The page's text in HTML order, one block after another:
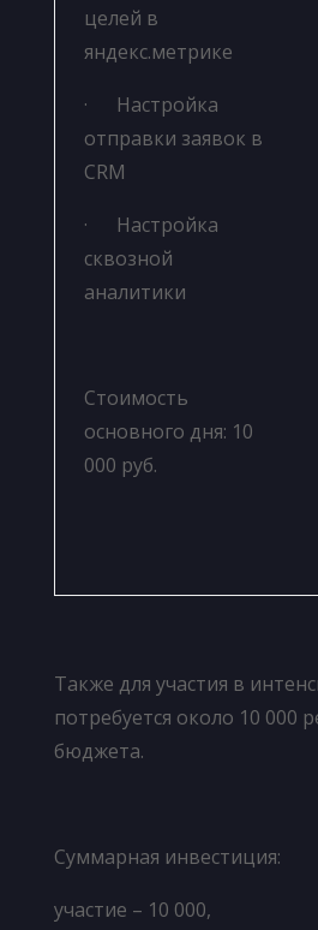
целей в
яндекс.метрике
· Настройка
отправки заявок в
CRM
· Настройка
сквозной
аналитики
Стоимость
основного дня: 10
000 руб.
Также для участия в
потребуется около 10 000
бюджета.
Суммарная инвестиция:
участие – 10 000,